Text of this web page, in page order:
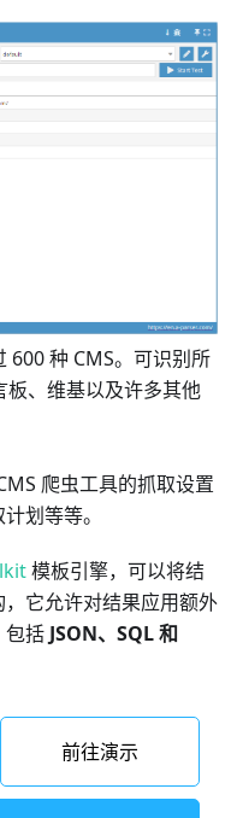
600 种 CMS。可识别所
板、维基以及许多其他
爬虫工具的抓取设置
划等等。
模板引擎，可以将结
它允许对结果应用额外
包括 JSON、SQL 和
前往演示